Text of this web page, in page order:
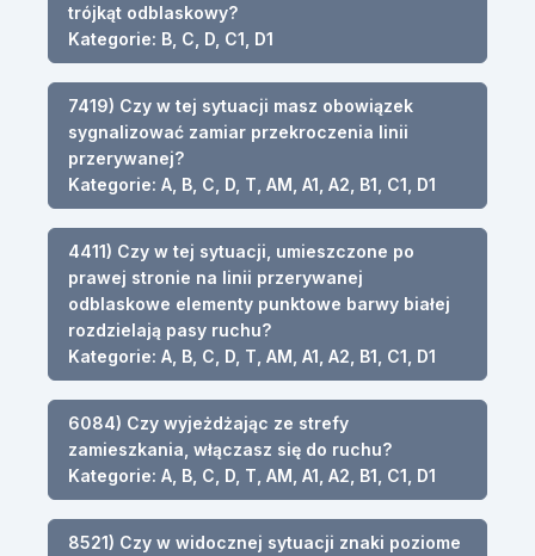
trójkąt odblaskowy?
Kategorie: B, C, D, C1, D1
7419) Czy w tej sytuacji masz obowiązek
sygnalizować zamiar przekroczenia linii
przerywanej?
Kategorie: A, B, C, D, T, AM, A1, A2, B1, C1, D1
4411) Czy w tej sytuacji, umieszczone po
prawej stronie na linii przerywanej
odblaskowe elementy punktowe barwy białej
rozdzielają pasy ruchu?
Kategorie: A, B, C, D, T, AM, A1, A2, B1, C1, D1
6084) Czy wyjeżdżając ze strefy
zamieszkania, włączasz się do ruchu?
Kategorie: A, B, C, D, T, AM, A1, A2, B1, C1, D1
8521) Czy w widocznej sytuacji znaki poziome